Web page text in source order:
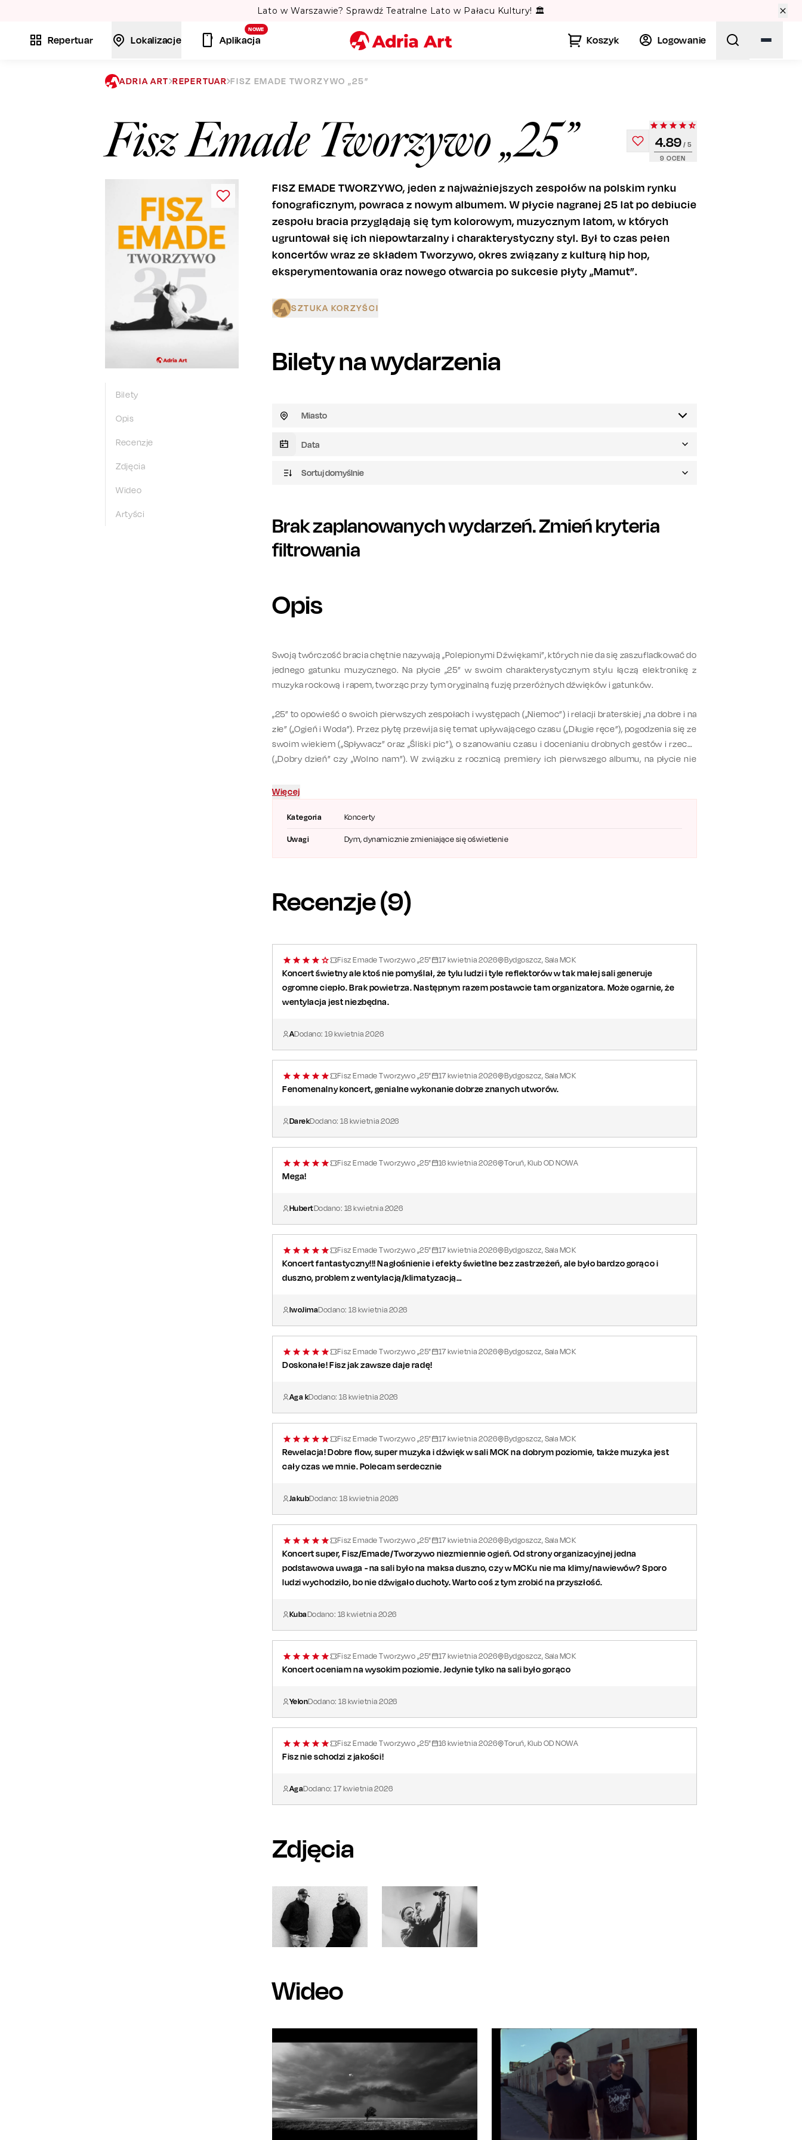
Lato w Warszawie? Sprawdź Teatralne Lato w Pałacu Kultury! 🏛️
Repertuar Lokalizacje
NOWE
Aplikacja Koszyk Logowanie
Szukaj
ADRIA ART REPERTUAR FISZ EMADE TWORZYWO „25”
Fisz Emade Tworzywo „25” 4.89 / 5
9 OCEN
Bilety
Opis
Recenzje
Zdjęcia
Wideo
Artyści
FISZ EMADE TWORZYWO, jeden z najważniejszych zespołów na polskim rynku
fonograficznym, powraca z nowym albumem. W płycie nagranej 25 lat po debiucie
zespołu bracia przyglądają się tym kolorowym, muzycznym latom, w których
ugruntował się ich niepowtarzalny i charakterystyczny styl. Był to czas pełen
koncertów wraz ze składem Tworzywo, okres związany z kulturą hip hop,
eksperymentowania oraz nowego otwarcia po sukcesie płyty „Mamut”.
SZTUKA KORZYŚCI
Bilety na wydarzenia
Miasto
Sortuj domyślnie
Brak zaplanowanych wydarzeń. Zmień kryteria
filtrowania
Opis
Kategoria Koncerty
Uwagi Dym, dynamicznie zmieniające się oświetlenie
Swoją twórczość bracia chętnie nazywają „Polepionymi Dźwiękami”, których nie da się zaszufladkować do
jednego gatunku muzycznego. Na płycie „25” w swoim charakterystycznym stylu łączą elektronikę z
muzyka rockową i rapem, tworząc przy tym oryginalną fuzję przeróżnych dźwięków i gatunków.
„25” to opowieść o swoich pierwszych zespołach i występach („Niemoc”) i relacji braterskiej „na dobre i na
złe” („Ogień i Woda”). Przez płytę przewija się temat upływającego czasu („Długie ręce”), pogodzenia się ze
swoim wiekiem („Spływacz” oraz „Śliski pic”), o szanowaniu czasu i docenianiu drobnych gestów i rzeczy
(„Dobry dzień” czy „Wolno nam”). W związku z rocznicą premiery ich pierwszego albumu, na płycie nie
„Śniadanie” oraz „Spływacz”). W nagraniu płyty gościnny udział wzięli Natalia Przybysz, Shachar Elnatan
Więcej
Recenzje (9)
Fisz Emade Tworzywo „25” 17 kwietnia 2026 Bydgoszcz, Sala MCK
Koncert świetny ale ktoś nie pomyślał, że tylu ludzi i tyle reflektorów w tak małej sali generuje
ogromne ciepło. Brak powietrza. Następnym razem postawcie tam organizatora. Może ogarnie, że
wentylacja jest niezbędna.
ADodano:19 kwietnia 2026
Fisz Emade Tworzywo „25” 17 kwietnia 2026 Bydgoszcz, Sala MCK
Fenomenalny koncert, genialne wykonanie dobrze znanych utworów.
DarekDodano:18 kwietnia 2026
Fisz Emade Tworzywo „25” 16 kwietnia 2026 Toruń, Klub OD NOWA
Mega!
HubertDodano: 18 kwietnia 2026
Fisz Emade Tworzywo „25” 17 kwietnia 2026 Bydgoszcz, Sala MCK
Koncert fantastyczny!!! Nagłośnienie i efekty świetlne bez zastrzeżeń, ale było bardzo gorąco i
duszno, problem z wentylacją/klimatyzacją…
IwoJimaDodano:18 kwietnia 2026
Fisz Emade Tworzywo „25” 17 kwietnia 2026 Bydgoszcz, Sala MCK
Doskonałe! Fisz jak zawsze daje radę!
Aga kDodano:18 kwietnia 2026
Fisz Emade Tworzywo „25” 17 kwietnia 2026 Bydgoszcz, Sala MCK
Rewelacja! Dobre flow, super muzyka i dźwięk w sali MCK na dobrym poziomie, także muzyka jest
cały czas we mnie. Polecam serdecznie
JakubDodano:18 kwietnia 2026
Fisz Emade Tworzywo „25” 17 kwietnia 2026 Bydgoszcz, Sala MCK
Koncert super, Fisz/Emade/Tworzywo niezmiennie ogień. Od strony organizacyjnej jedna
podstawowa uwaga - na sali było na maksa duszno, czy w MCKu nie ma klimy/nawiewów? Sporo
ludzi wychodziło, bo nie dźwigało duchoty. Warto coś z tym zrobić na przyszłość.
KubaDodano: 18 kwietnia 2026
Fisz Emade Tworzywo „25” 17 kwietnia 2026 Bydgoszcz, Sala MCK
Koncert oceniam na wysokim poziomie. Jedynie tylko na sali było gorąco
YelonDodano:18 kwietnia 2026
Fisz Emade Tworzywo „25” 16 kwietnia 2026 Toruń, Klub OD NOWA
Fisz nie schodzi z jakości!
AgaDodano:17 kwietnia 2026
Zdjęcia
Wideo